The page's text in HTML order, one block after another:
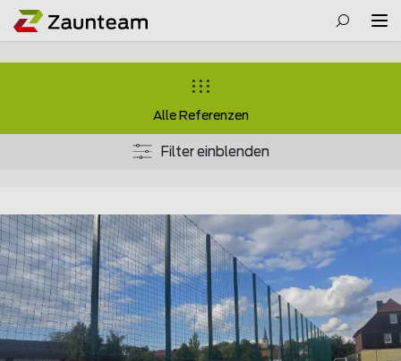
Alle Referenzen
Filter einblenden